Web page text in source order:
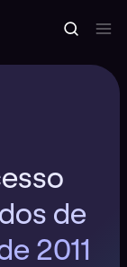
de
2011